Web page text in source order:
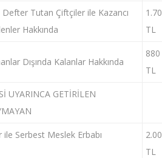
Tutan Çiftçiler ile Kazancı
Hakkında
TL
Dışında Kalanlar Hakkında
880
TL
UYARINCA GETİRİLEN
Serbest Meslek Erbabı
TL